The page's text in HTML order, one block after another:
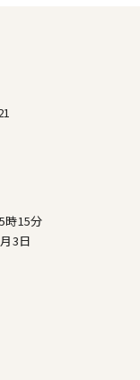
時15分
3日